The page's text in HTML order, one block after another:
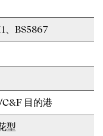
、BS5867
目的港
型